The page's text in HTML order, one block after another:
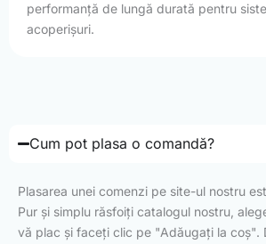
performanță de lungă durată pentru
acoperișuri.
Cum pot plasa o comandă?
Plasarea unei comenzi pe site-ul nostru
Pur și simplu răsfoiți catalogul nostru,
vă plac și faceți clic pe "Adăugați la coș".